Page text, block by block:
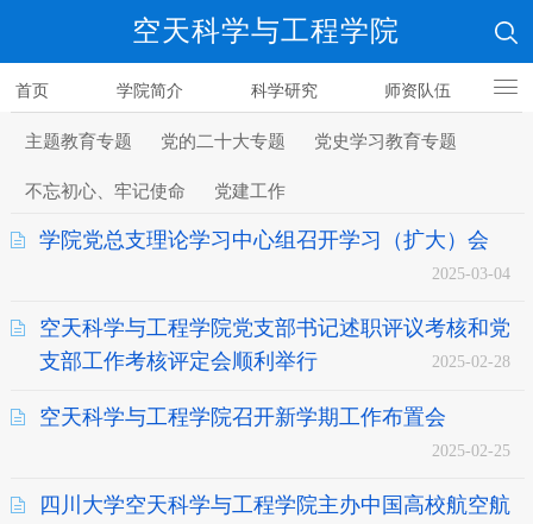
空天科学与工程学院
首页 学院简介 科学研究 师资队伍
人才培养
主题教育专题 党的二十大专题 党史学习教育专题
不忘初心、牢记使命 党建工作
学院党总支理论学习中心组召开学习（扩大）会
2025-03-04
空天科学与工程学院党支部书记述职评议考核和党
支部工作考核评定会顺利举行
2025-02-28
空天科学与工程学院召开新学期工作布置会
2025-02-25
四川大学空天科学与工程学院主办中国高校航空航